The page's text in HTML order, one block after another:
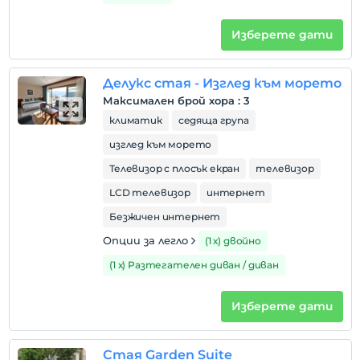
домашен любимец
Забранено за домашни любимци
пушене
Налични са зони за пушачи
Часове за настаняване
Настаняването е възможно от 14:00 до 23:00 часа.
Бебета под 2 не се таксуват
1 дете(деца) до 5-годишна възраст на стая не се
Изберете дати
Делукс стая - Изглед към морето
Максимален брой хора : 3
климатик
седяща група
изглед към морето
Телевизор с плосък екран
телевизор
LCD телевизор
интернет
Безжичен интернет
Опции за легло
(1 х) двойно
(1 х) Разтегателен диван / диван
Изберете дати
Стая Garden Suite